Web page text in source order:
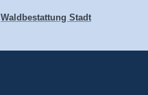
Waldbestattung Stadt